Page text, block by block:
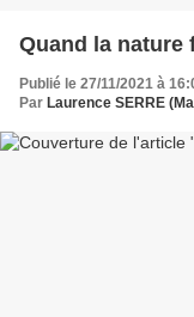
Quand la nature
Publié le 27/11/2021 à
Par Laurence SERRE